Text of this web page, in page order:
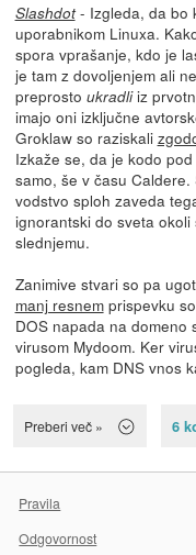
Slashdot- Izgleda, da bo
uporabnikom Linuxa.
spora vprašanje, kdo je
je tam z dovoljenjem ali
preprosto ukradliiz
imajo oni izključne
Groklaw so raziskali
Izkaže se, da je kodo
samo, še v času
vodstvo sploh zaveda
ignorantski do sveta
slednjemu.
Zanimive stvari so pa
manj resnemprispevku
DOS napada na domeno
virusom Mydoom. Ker
pogleda, kam DNS vnos
Preberi več » 6
Pravila
Odgovornost